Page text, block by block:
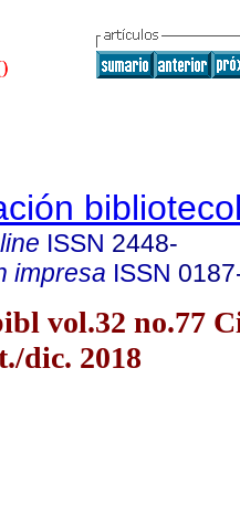
ISSN 2448-
impresa ISSN
vol.32 no.77
dic. 2018